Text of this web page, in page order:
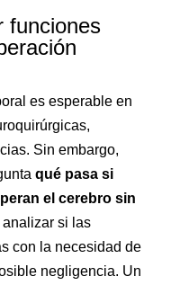
funciones
es esperable en
Sin embargo,
qué pasa si
el cerebro sin
si las
con la necesidad de
negligencia. Un